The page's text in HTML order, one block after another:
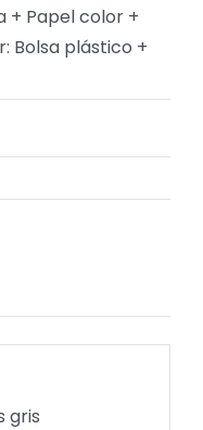
+ Papel color +
Bolsa plástico +
gris